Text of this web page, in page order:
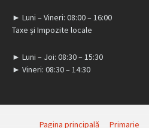
► Luni – Vineri: 08:00 – 16:00
Taxe și Impozite locale
► Luni – Joi: 08:30 – 15:30
► Vineri: 08:30 – 14:30
Pagina principală Primarie